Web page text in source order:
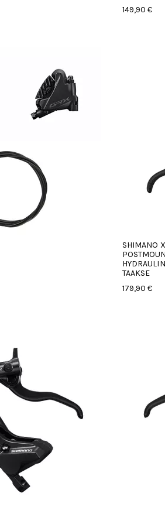
149,90 €
SHIMANO
TAAKSE
179,90 €